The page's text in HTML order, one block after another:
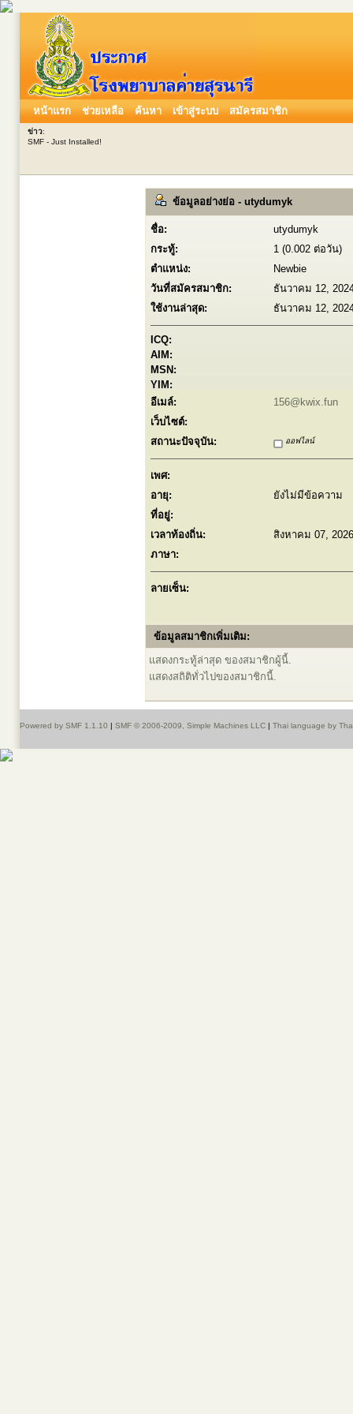
หน้าแรก ช่วยเหลือ ค้นหา เข้าสู่ระบบ สมัครสมาชิก
ข่าว:
SMF - Just Installed!
ข้อมูลอย่างย่อ - utydumyk
ชื่อ:
utydumyk
กระทู้:
1 (0.002 ต่อวัน)
ตำแหน่ง:
Newbie
วันที่สมัครสมาชิก:
ธันวาคม 12,
ใช้งานล่าสุด:
ธันวาคม 12,
ICQ:
AIM:
MSN:
YIM:
อีเมล์:
156@kwix.fun
เว็บไซต์:
สถานะปัจจุบัน:
ออฟไลน์
เพศ:
อายุ:
ยังไม่มีข้อความ
ที่อยู่:
เวลาท้องถิ่น:
สิงหาคม 07,
ภาษา:
ลายเซ็น:
ข้อมูลสมาชิกเพิ่มเติม:
แสดงกระทู้ล่าสุด ของสมาชิกผู้นี้.
แสดงสถิติทั่วไปของสมาชิกนี้.
Powered by SMF 1.1.10 | SMF © 2006-2009, Simple Machines LLC | Thai language by